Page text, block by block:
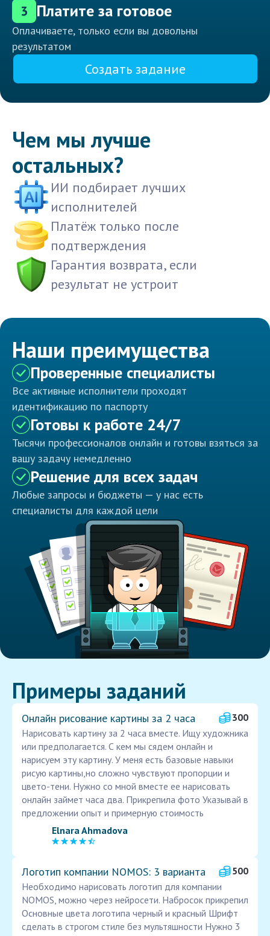
3 Платите за готовое
Оплачиваете, только если вы довольны
результатом
Создать задание
Чем мы лучше
остальных?
ИИ подбирает лучших
исполнителей
Платёж только после
подтверждения
Гарантия возврата, если
результат не устроит
Наши преимущества
Проверенные специалисты
Все активные исполнители проходят
идентификацию по паспорту
Готовы к работе 24/7
Тысячи профессионалов онлайн и готовы взяться за
вашу задачу немедленно
Решение для всех задач
Любые запросы и бюджеты — у нас есть
специалисты для каждой цели
Примеры заданий
Онлайн рисование картины за 2 часа
300
Нарисовать картину за 2 часа вместе. Ищу художника
или предполагается. С кем мы сядем онлайн и
нарисуем эту картину. У меня есть базовые навыки
рисую картины,но сложно чувствуют пропорции и
цвето-тени. Нужно со мной вместе ее нарисовать
онлайн займет часа два. Прикрепила фото Указывай в
предложении опыт и примерную стоимость
Elnara Ahmadova
Логотип компании NOMOS: 3 варианта
500
Необходимо нарисовать логотип для компании
NOMOS, можно через нейросети. Набросок прикрепил
Основные цвета логотипа черный и красный Шрифт
сделать в строгом стиле без мультяшности Нужно 3